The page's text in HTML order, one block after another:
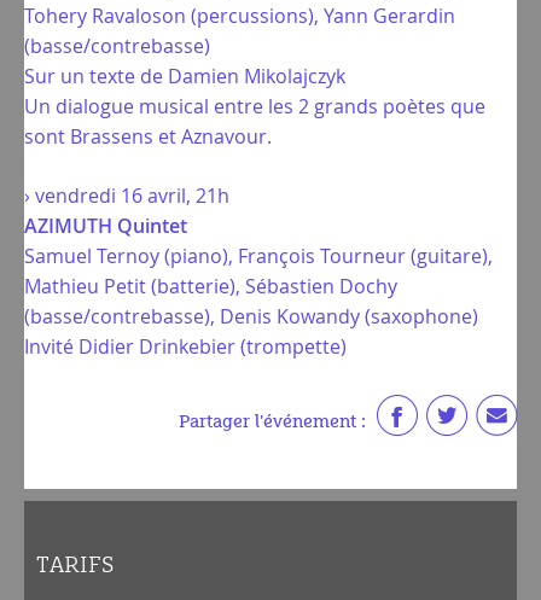
Tohery Ravaloson (percussions), Yann Gerardin
(basse/contrebasse)
Sur un texte de Damien Mikolajczyk
Un dialogue musical entre les 2 grands poètes que
sont Brassens et Aznavour.
› vendredi 16 avril, 21h
AZIMUTH Quintet
Samuel Ternoy (piano), François Tourneur (guitare),
Mathieu Petit (batterie), Sébastien Dochy
(basse/contrebasse), Denis Kowandy (saxophone)
Invité Didier Drinkebier (trompette)
Partager l'événement :
TARIFS